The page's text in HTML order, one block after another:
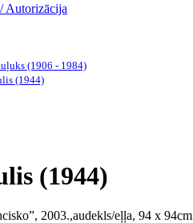
Autorizācija
(1906 - 1984)
(1944)
(1944)
2003.,audekls/eļļa, 94 x 94cm